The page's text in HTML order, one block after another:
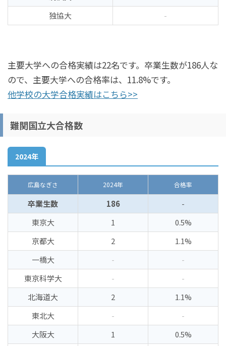
独協大
-
主要大学への合格実績は22名です。卒業生数が186人な
ので、主要大学への合格率は、11.8%です。
他学校の大学合格実績はこちら>>
難関国立大合格数
2024年
広島なぎさ 2024年 合格率
卒業生数 186
-
東京大
1
0.5%
京都大
2
1.1%
一橋大
-
-
東京科学大
-
-
北海道大
2
1.1%
東北大
-
-
大阪大
1
0.5%